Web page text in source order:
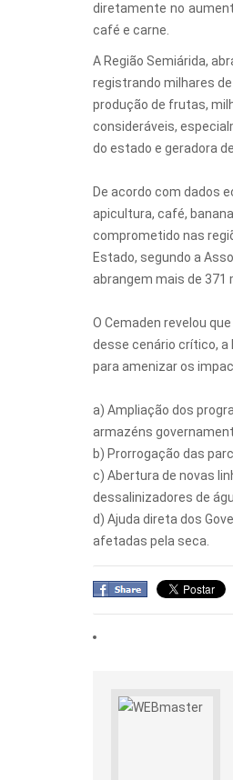
diretamente no
café e carne.
A Região Semiárida,
registrando milhares
produção de frutas,
consideráveis,
do estado e geradora
De acordo com dados
apicultura, café,
comprometido nas
Estado, segundo a
abrangem mais de 371
O Cemaden revelou
desse cenário crítico, a
para amenizar os
a) Ampliação dos
armazéns
b) Prorrogação das
c) Abertura de novas
dessalinizadores de
d) Ajuda direta dos
afetadas pela seca.